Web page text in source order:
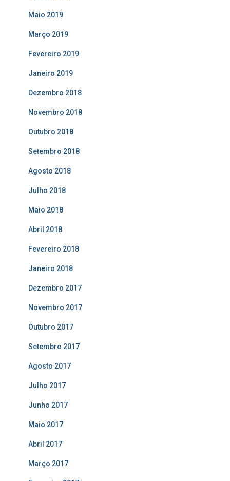
Maio 2019
Março 2019
Fevereiro 2019
Janeiro 2019
Dezembro 2018
Novembro 2018
Outubro 2018
Setembro 2018
Agosto 2018
Julho 2018
Maio 2018
Abril 2018
Fevereiro 2018
Janeiro 2018
Dezembro 2017
Novembro 2017
Outubro 2017
Setembro 2017
Agosto 2017
Julho 2017
Junho 2017
Maio 2017
Abril 2017
Março 2017